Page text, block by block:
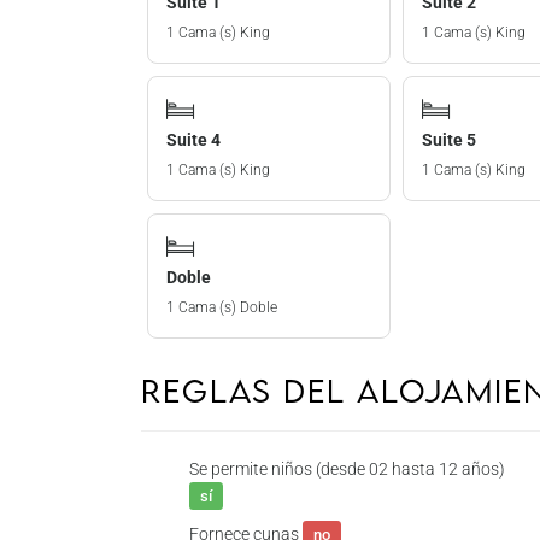
1 Cama (s) King 1 Cama (s) King
Suite 4
1 Cama (s) King
Suite 5
1 Cama (s) King
Doble
1 Cama (s) Doble
Reglas del
Se permite niños (desde 02 hasta 12 años)
sí
Fornece cunas no